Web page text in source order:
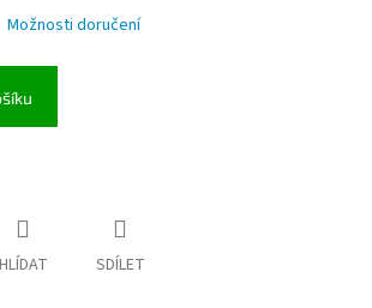
Možnosti doručení
HLÍDAT SDÍLET